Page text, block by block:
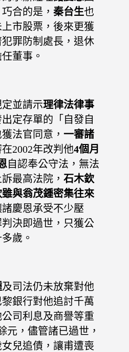
合的是， 秦台生也
上市股票，後來更獲
罪防制處長，退休
董事。
並請示理律法律事
定存單的「自發自
法官同意， 一審諸
在2002年改判他4個月
自認奉公守法，無法
最高法院， 石木欽
雖與翁茂鍾密集往來
諸慶恩承受不少壓
決即過世，只獲公
歲。
及司法仍未放棄對他
銀行對他追討千萬
司利息及商譽等重
元，儘管諸已過世，
兒追債，讓甫遭喪